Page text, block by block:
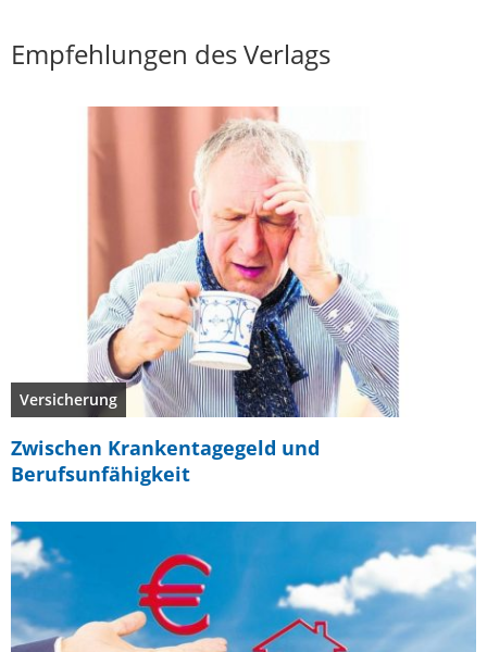
Empfehlungen des Verlags
Versicherung
Zwischen Krankentagegeld und
Berufsunfähigkeit